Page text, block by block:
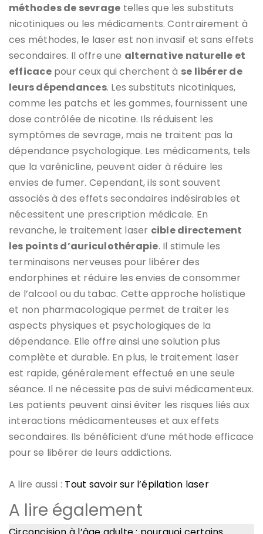
méthodes de sevrage telles que les substituts
nicotiniques ou les médicaments. Contrairement à
ces méthodes, le laser est non invasif et sans effets
secondaires. Il offre une alternative naturelle et
efficacepour ceux qui cherchent à se libérer de
leurs dépendances. Les substituts nicotiniques,
comme les patchs et les gommes, fournissent une
dose contrôlée de nicotine. Ils réduisent les
symptômes de sevrage, mais ne traitent pas la
dépendance psychologique. Les médicaments, tels
que la varénicline, peuvent aider à réduire les
envies de fumer. Cependant, ils sont souvent
associés à des effets secondaires indésirables et
nécessitent une prescription médicale. En
revanche, le traitement laser cible directement
les points d’auriculothérapie. Il stimule les
terminaisons nerveuses pour libérer des
endorphines et réduire les envies de consommer
de l’alcool ou du tabac. Cette approche holistique
et non pharmacologique permet de traiter les
aspects physiques et psychologiques de la
dépendance. Elle offre ainsi une solution plus
complète et durable. En plus, le traitement laser
est rapide, généralement effectué en une seule
séance. Il ne nécessite pas de suivi médicamenteux.
Les patients peuvent ainsi éviter les risques liés aux
interactions médicamenteuses et aux effets
secondaires. Ils bénéficient d’une méthode efficace
pour se libérer de leurs addictions.
A lire aussi : Tout savoir sur l’épilation laser
A lire également